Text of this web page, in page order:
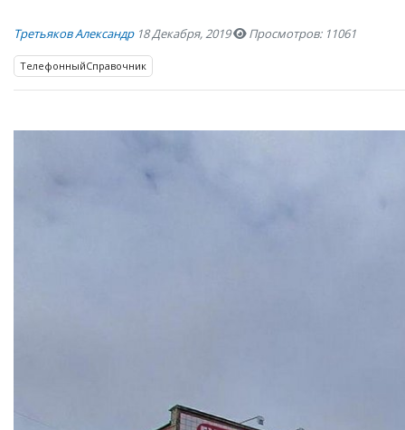
Третьяков Александр 18 Декабря, 2019 Просмотров: 11061
ТелефонныйСправочник